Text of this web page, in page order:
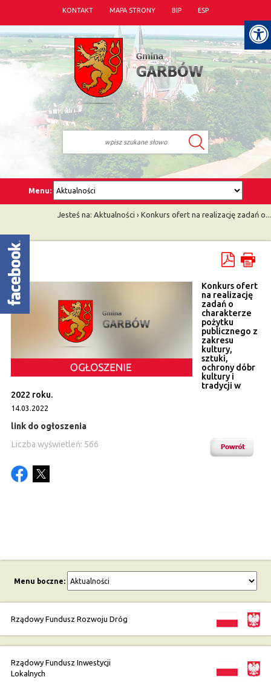
KONTAKT MAPA STRONY BIP ESP
Menu:
Jesteś na: Aktualności › Konkurs ofert na realizację zadań o...
Konkurs ofert
na realizację
zadań o
charakterze
pożytku
publicznego z
zakresu
kultury,
sztuki,
ochrony dóbr
kultury i
tradycji w
2022 roku.
14.03.2022
link do ogłoszenia
Liczba wyświetleń: 566
Menu boczne:
Rządowy Fundusz Rozwoju Dróg
Rządowy Fundusz Inwestycji
Lokalnych